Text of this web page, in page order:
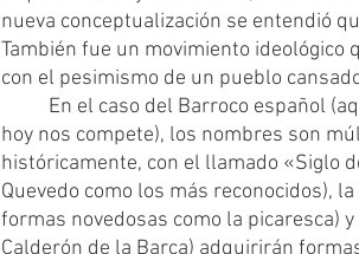
nueva conceptualización se entendió
También fue un movimiento
con el pesimismo de un pueblo
hoy nos compete), los nombres son
históricamente, con el llamado «Siglo
Quevedo como los más reconocidos),
formas novedosas como la picaresca)
Calderón de la Barca) adquirirán